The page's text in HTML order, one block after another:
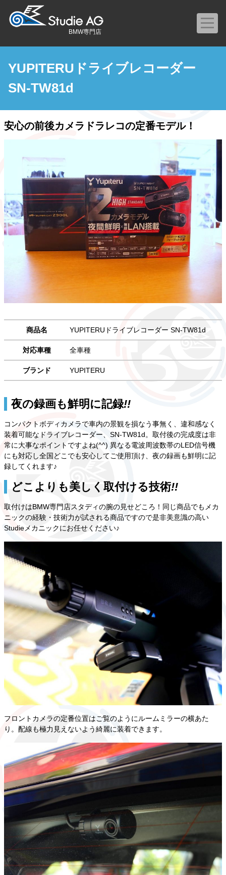
BMW専門店
YUPITERUドライブレコーダー
SN-TW81d
安心の前後カメラドラレコの定番モデル！
商品名 YUPITERUドライブレコーダー SN-TW81d
対応車種 全車種
ブランド YUPITERU
夜の録画も鮮明に記録!!
コンパクトボディカメラで車内の景観を損なう事無く、違和感なく
装着可能なドライブレコーダー、SN-TW81d。取付後の完成度は非
常に大事なポイントですよね(^^) 異なる電波周波数帯のLED信号機
にも対応し全国どこでも安心してご使用頂け、夜の録画も鮮明に記
録してくれます♪
どこよりも美しく 取付ける技術!!
取付けはBMW専門店スタディの腕の見せどころ！同じ商品でもメカ
ニックの経験・技術力が試される商品ですので是非美意識の高い
Studieメカニックにお任せください♪
フロントカメラの定番位置はご覧のようにルームミラーの横あた
り。配線も極力見えないよう綺麗に装着できます。